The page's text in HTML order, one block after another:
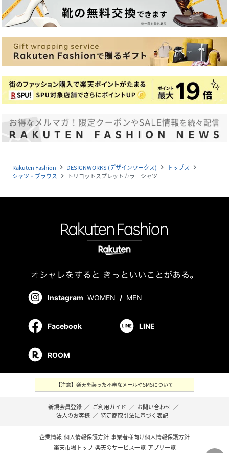
Rakuten Fashion navigate_next DESIGNWORKS (デザインワークス) navigate_next トップス navigate_next
シャツ・ブラウス navigate_next トリコットスプレットカラーシャツ
Instagram WOMEN / MEN
Facebook LINE
ROOM
【注意】楽天を装った不審なメールやSMSについて
新規会員登録 ／ ご利用ガイド ／ お問い合わせ ／
法人のお客様 ／ 特定商取引法に基づく表記
企業情報 個人情報保護方針 事業者様向け個人情報保護方針
楽天市場トップ 楽天のサービス一覧 アプリ一覧